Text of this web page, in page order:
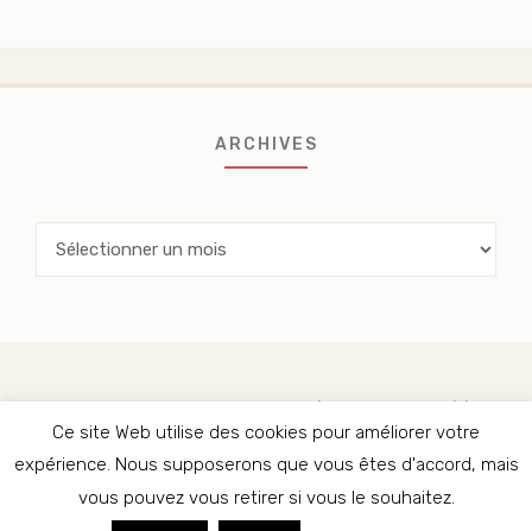
ARCHIVES
Archives
TRADUCTRICE PIGISTE
Ce site Web utilise des cookies pour améliorer votre
expérience. Nous supposerons que vous êtes d'accord, mais
vous pouvez vous retirer si vous le souhaitez.